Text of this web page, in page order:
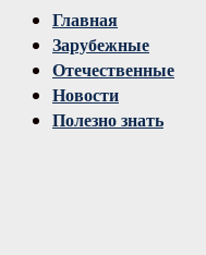
Главная
Зарубежные
Отечественные
Новости
Полезно знать